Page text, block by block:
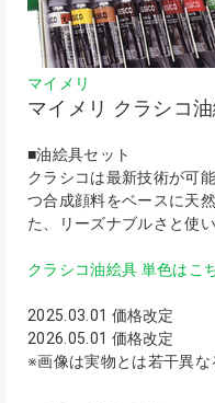
マイメリ
マイメリ クラシコ
■油絵具セット
クラシコは最新技術が可
つ合成顔料をベースに天
た、リーズナブルさと使
クラシコ油絵具 単色はこ
2025.03.01 価格改定
2026.05.01 価格改定
※画像は実物とは若干異な